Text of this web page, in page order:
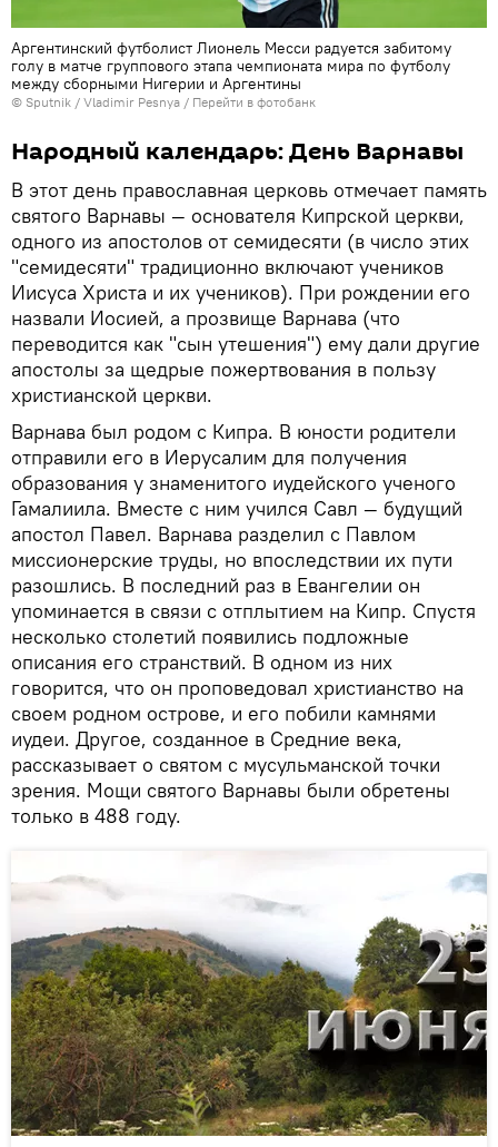
Аргентинский футболист Лионель Месси радуется забитому
голу в матче группового этапа чемпионата мира по футболу
между сборными Нигерии и Аргентины
© Sputnik / Vladimir Pesnya / Перейти в фотобанк
Народный календарь: День Варнавы
В этот день православная церковь отмечает память
святого Варнавы — основателя Кипрской церкви,
одного из апостолов от семидесяти (в число этих
"семидесяти" традиционно включают учеников
Иисуса Христа и их учеников). При рождении его
назвали Иосией, а прозвище Варнава (что
переводится как "сын утешения") ему дали другие
апостолы за щедрые пожертвования в пользу
христианской церкви.
Варнава был родом с Кипра. В юности родители
отправили его в Иерусалим для получения
образования у знаменитого иудейского ученого
Гамалиила. Вместе с ним учился Савл — будущий
апостол Павел. Варнава разделил с Павлом
миссионерские труды, но впоследствии их пути
разошлись. В последний раз в Евангелии он
упоминается в связи с отплытием на Кипр. Спустя
несколько столетий появились подложные
описания его странствий. В одном из них
говорится, что он проповедовал христианство на
своем родном острове, и его побили камнями
иудеи. Другое, созданное в Средние века,
рассказывает о святом с мусульманской точки
зрения. Мощи святого Варнавы были обретены
только в 488 году.